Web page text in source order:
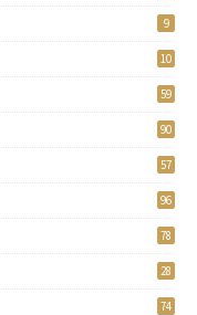
9
10
59
90
57
96
78
28
74